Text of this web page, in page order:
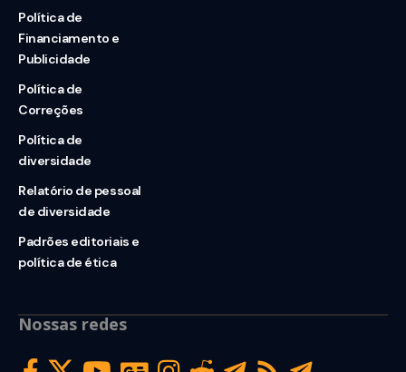
Política de
Financiamento e
Publicidade
Política de
Correções
Política de
diversidade
Relatório de pessoal
de diversidade
Padrões editoriais e
política de ética
Nossas redes